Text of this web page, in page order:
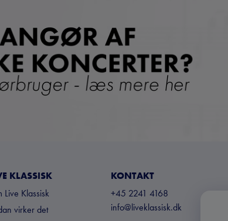
KLASSISK
Live Klassisk
virker det
KONTAKT
+45 2241 4168
info@liveklassisk.dk